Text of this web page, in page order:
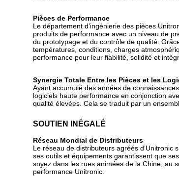
Pièces de Performance
Le département d’ingénierie des pièces
produits de performance avec un niveau de
du prototypage et du contrôle de qualité.
températures, conditions, charges
performance pour leur fiabilité, solidité et
Synergie Totale Entre les Pièces et les
Ayant accumulé des années de
logiciels haute performance en conjonction
qualité élevées. Cela se traduit par un
SOUTIEN INÉGALÉ
Réseau Mondial de Distributeurs
Le réseau de distributeurs agréés d’Unitronic
ses outils et équipements garantissent que
soyez dans les rues animées de la Chine, au
performance Unitronic.